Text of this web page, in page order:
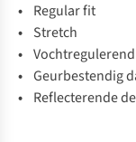
• Regular fit
• Stretch
• Vochtregulerend
• Geurbestendig
• Reflecterende